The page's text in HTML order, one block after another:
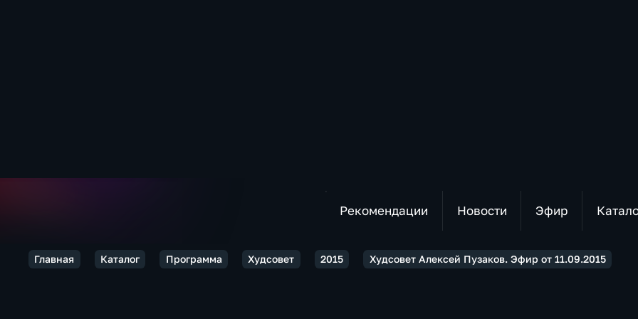
Рекомендации Новости Эфир
Главная Каталог Программа Худсовет 2015 Худсовет Алексей Пузаков. Эфир от 11.09.2015